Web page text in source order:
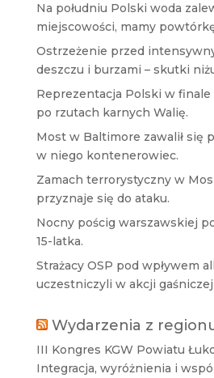
Na południu Polski woda
miejscowości, mamy
Ostrzeżenie przed
deszczu i burzami – skutki
Reprezentacja Polski w finale
po rzutach karnych Walię.
Most w Baltimore zawalił się
w niego kontenerowiec.
Zamach terrorystyczny w
przyznaje się do ataku.
Nocny pościg warszawskiej
15-latka.
Strażacy OSP pod wpływem
uczestniczyli w akcji
Wydarzenia z
III Kongres KGW Powiatu
Integracja, wyróżnienia i